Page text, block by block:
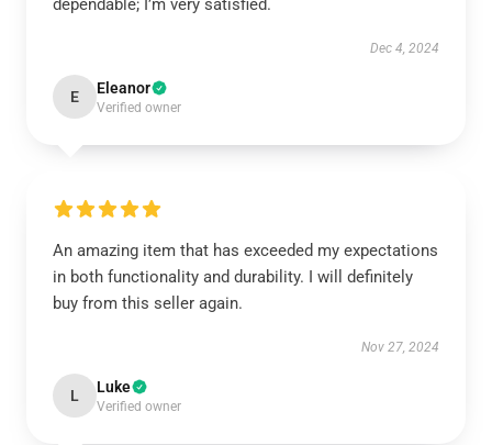
dependable; I’m very satisfied.
Dec 4, 2024
E Eleanor
Verified owner
An amazing item that has exceeded my expectations
in both functionality and durability. I will definitely
buy from this seller again.
Nov 27, 2024
L Luke
Verified owner